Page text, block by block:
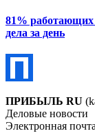
81% работающих
дела за день
ПРИБЫЛЬ RU
Деловые новости
Электронная